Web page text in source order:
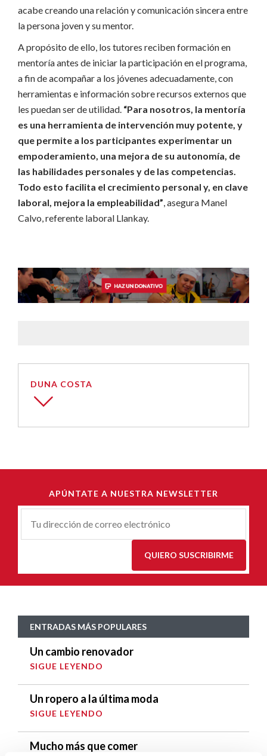
acabe creando una relación y comunicación sincera entre
la persona joven y su mentor.
A propósito de ello, los tutores reciben formación en
mentoría antes de iniciar la participación en el programa,
a fin de acompañar a los jóvenes adecuadamente, con
herramientas e información sobre recursos externos que
les puedan ser de utilidad. “Para nosotros, la mentoría
es una herramienta de intervención muy potente, y
que permite a los participantes experimentar un
empoderamiento, una mejora de su autonomía, de
las habilidades personales y de las competencias.
Todo esto facilita el crecimiento personal y, en clave
laboral, mejora la empleabilidad” , asegura Manel
Calvo, referente laboral Llankay.
DUNA COSTA
APÚNTATE A NUESTRA NEWSLETTER
Correu-
QUIERO SUSCRIBIRME
ENTRADAS MÁS POPULARES
Un cambio renovador
SIGUE LEYENDO
Un ropero a la última moda
SIGUE LEYENDO
Mucho más que comer